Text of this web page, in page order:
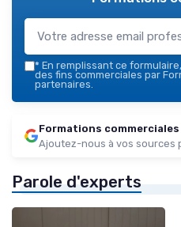
* En remplissant ce
des fins commerciales par
partenaires.
Formations commerciales
Ajoutez-nous à vos sources
Parole d'experts